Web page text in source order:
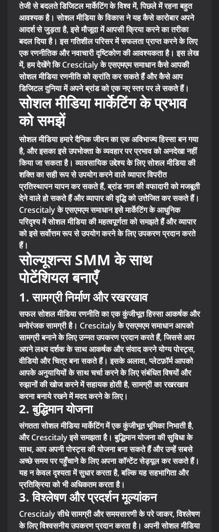
तेजी से बदलते डिजिटल मार्केटिंग के विश्व में, पिछले में रहना बहुत
आवश्यक है। सोशल मीडिया के विकास ने यह कैसे कारोबार अपने
आदर्श से जुड़ता है, इसे मौजूदा में आपसी क्रिया करने का तरीका
बदल दिया है। इस गतिशील परिसर में सफलता प्राप्त करने के लिए
एक रणनीतिक और नवाचारी दृष्टिकोण की आवश्यकता है। इस लेख
में, हम देखेंगे कि Crescitaly के एसएमएम समाधान कैसे आपकी
सोशल मीडिया रणनीति को क्रांति कर सकते हैं और कैसे आप
डिजिटल दुनिया में अपने ब्रांड को एक नए स्तर पर ले सकते हैं।
सोशल मीडिया मार्केटिंग के प्रभाव
को समझें
सोशल मीडिया हमारे दैनिक जीवन का एक अविभाज्य हिस्सा बन गया
है, और इसका इसे उपभोक्ता के व्यवहार पर प्रभाव को अनदेखा नहीं
किया जा सकता है। व्यावसायिक उद्देश्य के लिए सोशल मीडिया की
शक्ति का सही रूप से उपयोग करने वाले व्यापार विपरीत
प्रतिस्थापन यापन कर सकते हैं, ब्रांड नाम की वफादारी को मजबूती
देने वाले हो सकते हैं और व्यापार की वृद्धि को उत्तेजित कर सकते हैं।
Crescitaly के एसएमएम समाधान इसे मार्केटिंग के आधुनिक
परिदृश्य में सोशल मीडिया की महत्वपूर्णता को समझते हैं और व्यापार
को इसे सर्वोत्तम रूप से उपयोग करने के लिए उपकरण प्रदान करते
हैं।
सोल्यूशन्स SMM के साथ
पोटेंशियल बनाएँ
1. सामग्री निर्माण और रखरखाव
सफल सोशल मीडिया रणनीति का एक कुंजीभूत हिस्सा आकर्षक और
मनोरंजक सामग्री है। Crescitaly के एसएमएम समाधान आपको
सामग्री बनाने के लिए उन्नत उपकरण प्रदान करते हैं, जिससे आप
अपने लक्ष्य दर्शक के साथ आकर्षक और संवाद करने योग्य पोस्ट्स,
वीडियो और चित्र बना सकते हैं। इसके अलावा, प्लेटफ़ॉर्म आपको
आपके अनुयायियों के साथ चर्चा करने के लिए संबंधित विषयों और
रुझानों की खोज करने में सहायक होती है, सामग्री का रखरखाव
करना बनाये रखने में मदद करने के लिए।
2. बुद्धिमान योजना
संगतता सोशल मीडिया मार्केटिंग में एक कुंजीभूत भूमिका निभाती है,
और Crescitaly इसे समझता है। बुद्धिमान योजना की सुविधा के
साथ, आप अपनी पोस्ट्स की योजना बना सकते हैं और उन्हें सबसे
अच्छे समय पर पहुँचाने के लिए अपना कॉन्टेंट सेड्यूल कर सकते हैं।
यह न केवल दृश्यता में सुधार करता है, बल्कि यह सहभागिता और
प्रतिक्रिया को भी अधिकतम करता है।
3. विश्लेषण और प्रदर्शन मूल्यांकन
Crescitaly सीधे सामग्री और समयसारणी के परे जाकर, विश्लेषण
के लिए विश्वसनीय उपकरण प्रदान करता है। अपनी सोशल मीडिया